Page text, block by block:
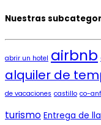
Nuestras
abrir un hotel airbnb
alquiler de
de vacaciones castillo co-
turismo Entrega de